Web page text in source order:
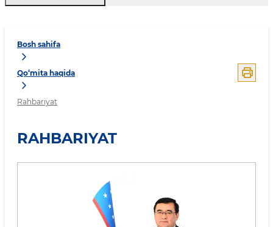
Bosh sahifa
Qo‘mita haqida
Rahbariyat
RAHBARIYAT